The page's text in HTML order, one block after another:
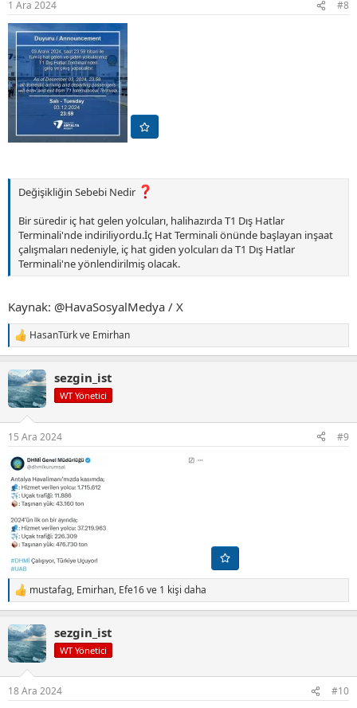
1 Ara 2024 #8
Değişikliğin Sebebi Nedir
Bir süredir iç hat gelen yolcuları, halihazırda T1 Dış Hatlar
Terminali'nde indiriliyordu.İç Hat Terminali önünde başlayan inşaat
çalışmaları nedeniyle, iç hat giden yolcuları da T1 Dış Hatlar
Terminali'ne yönlendirilmiş olacak.
Kaynak: @HavaSosyalMedya / X
T
e
k
i
l
:
HasanTürkve Emirhan
sezgin_ist
WT Yönetici
15 Ara 2024 #9
T
e
k
i
l
:
mustafag, Emirhan, Efe16ve 1 kişi daha
sezgin_ist
WT Yönetici
18 Ara 2024 #10